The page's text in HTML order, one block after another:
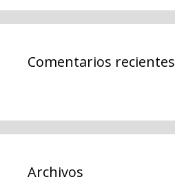
Comentarios recientes
Archivos